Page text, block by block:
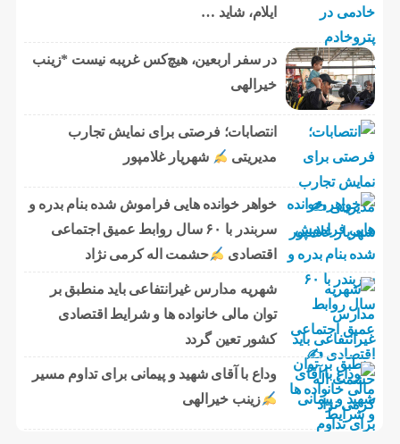
ایلام، شاید …
در سفر اربعین، هیچ‌کس غریبه نیست *زینب
خیرالهی
انتصابات؛ فرصتی برای نمایش تجارب
مدیریتی
شهریار غلامپور
خواهر خوانده هایی فراموش شده بنام بدره و
سربندر با ۶۰ سال روابط عمیق اجتماعی
اقتصادی
حشمت اله کرمی نژاد
شهریه مدارس غیرانتفاعی باید منطبق بر
توان مالی خانواده ها و شرایط اقتصادی
کشور تعین گردد
وداع با آقای شهید و پیمانی برای تداوم مسیر
زینب خیرالهی